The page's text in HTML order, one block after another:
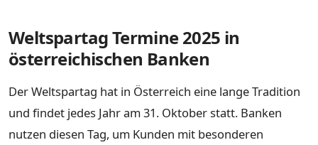
Weltspartag Termine 2025 in
österreichischen Banken
Der Weltspartag hat in Österreich eine lange Tradition
und findet jedes Jahr am 31. Oktober statt. Banken
nutzen diesen Tag, um Kunden mit besonderen